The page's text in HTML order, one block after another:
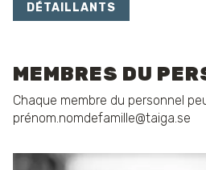
DÉTAILLANTS
MEMBRES DU
Chaque membre du personnel
prénom.nomdefamille@taiga.se